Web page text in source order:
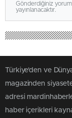
Gönderdiğiniz yorum
yayınlanacaktır.
Türkiye'den ve
magazinden
adresi
haber içerikleri